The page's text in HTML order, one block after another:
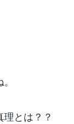
とは？？